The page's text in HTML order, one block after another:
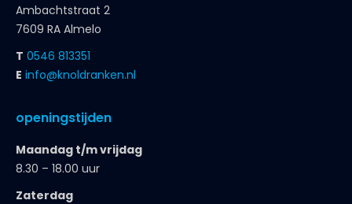
Ambachtstraat 2
7609 RA Almelo
T 0546 813351
E info@knoldranken.nl
openingstijden
Maandag t/m vrijdag
8.30 – 18.00 uur
Zaterdag